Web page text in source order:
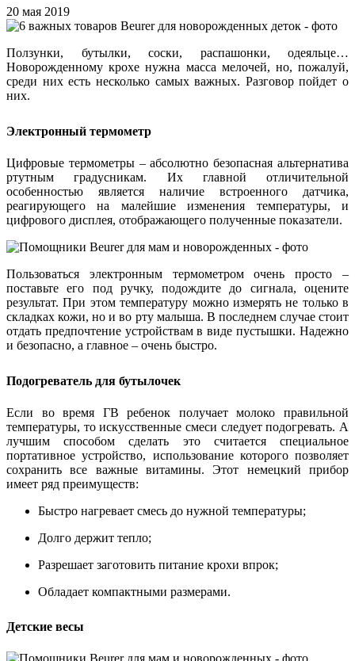
20 мая 2019
Ползунки, бутылки, соски, распашонки, одеяльце…
Новорожденному крохе нужна масса мелочей, но, пожалуй,
среди них есть несколько самых важных. Разговор пойдет о
них.
Электронный термометр
Цифровые термометры – абсолютно безопасная альтернатива
ртутным градусникам. Их главной отличительной
особенностью является наличие встроенного датчика,
реагирующего на малейшие изменения температуры, и
цифрового дисплея, отображающего полученные показатели.
Пользоваться электронным термометром очень просто –
поставьте его под ручку, подождите до сигнала, оцените
результат. При этом температуру можно измерять не только в
складках кожи, но и во рту малыша. В последнем случае стоит
отдать предпочтение устройствам в виде пустышки. Надежно
и безопасно, а главное – очень быстро.
Подогреватель для бутылочек
Если во время ГВ ребенок получает молоко правильной
температуры, то искусственные смеси следует подогревать. А
лучшим способом сделать это считается специальное
портативное устройство, использование которого позволяет
сохранить все важные витамины. Этот немецкий прибор
имеет ряд преимуществ:
Быстро нагревает смесь до нужной температуры;
Долго держит тепло;
Разрешает заготовить питание крохи впрок;
Обладает компактными размерами.
Детские весы